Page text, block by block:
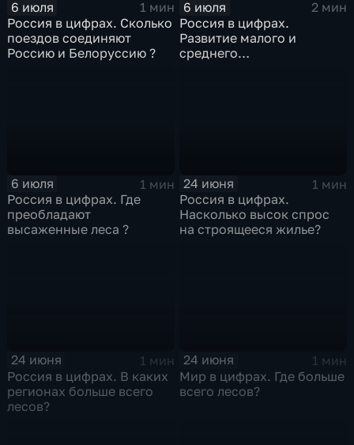
6 июля
1 мин
Россия в цифрах. Сколько
поездов соединяют
Россию и Белоруссию ?
6 июля
2 мин
Россия в цифрах.
Развитие малого и
среднего
6 июля
1 мин
Россия в цифрах. Где
преобладают
высаженные леса ?
24 июня
1 мин
Россия в цифрах.
Насколько высок спрос
на строящееся жилье?
24 июня
1 мин
Россия в цифрах. В каких
регионах больше всего
лесов?
24 июня
1 мин
Мир в цифрах. Где больше
всего лесов?